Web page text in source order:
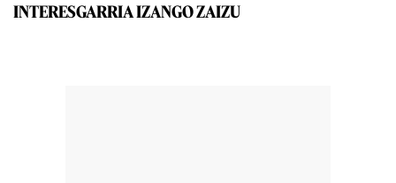
INTERESGARRIA IZANGO ZAIZU